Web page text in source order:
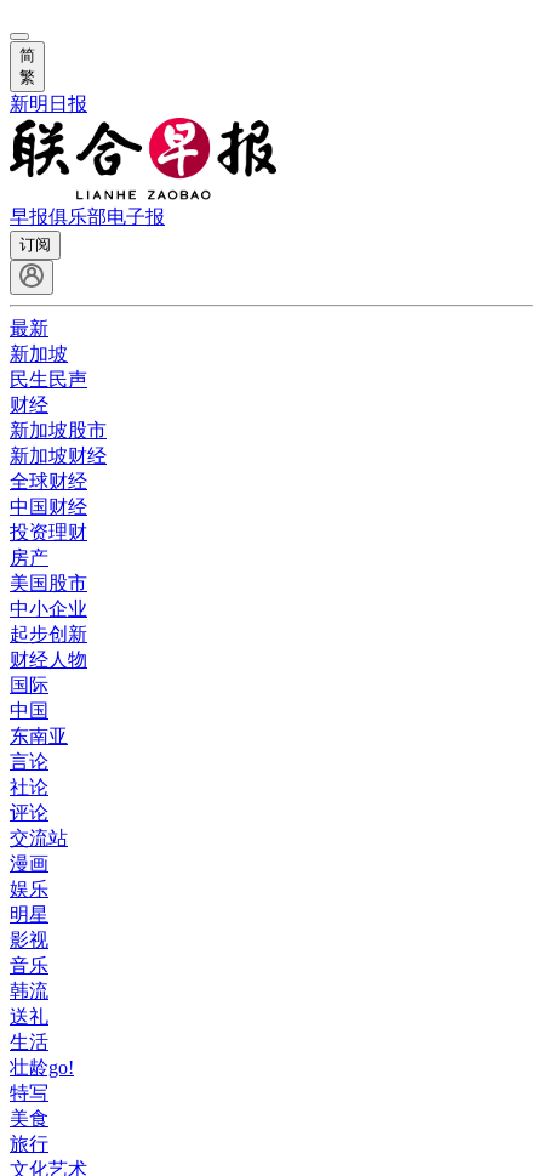
简
繁
新明日报
早报俱乐部电子报
订阅
最新
新加坡
民生民声
财经
新加坡股市
新加坡财经
全球财经
中国财经
投资理财
房产
美国股市
中小企业
起步创新
财经人物
国际
中国
东南亚
言论
社论
评论
交流站
漫画
娱乐
明星
影视
音乐
韩流
送礼
生活
壮龄go!
特写
美食
旅行
文化艺术